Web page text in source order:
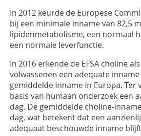
In 2012 keurde de Europese
bij een minimale inname van 82,5
lipidenmetabolisme, een normaal
een normale leverfunctie.
In 2016 erkende de EFSA choline
volwassenen een adequate
gemiddelde inname in Europa. Ter
basis van humaan onderzoek een
dag. De gemiddelde choline-
dag, wat betekent dat een
adequaat beschouwde inname